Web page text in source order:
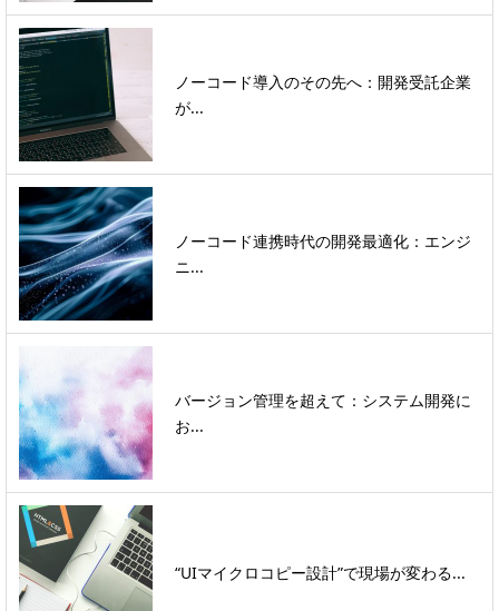
ノーコード導入のその先へ：開発受託企業
が...
ノーコード連携時代の開発最適化：エンジ
ニ...
バージョン管理を超えて：システム開発に
お...
“UIマイクロコピー設計”で現場が変わる...